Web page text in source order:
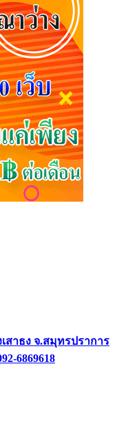
สาธง จ.สมุทรปราการ
6869618